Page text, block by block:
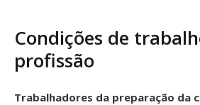
Condições de
profissão
Trabalhadores da preparação da